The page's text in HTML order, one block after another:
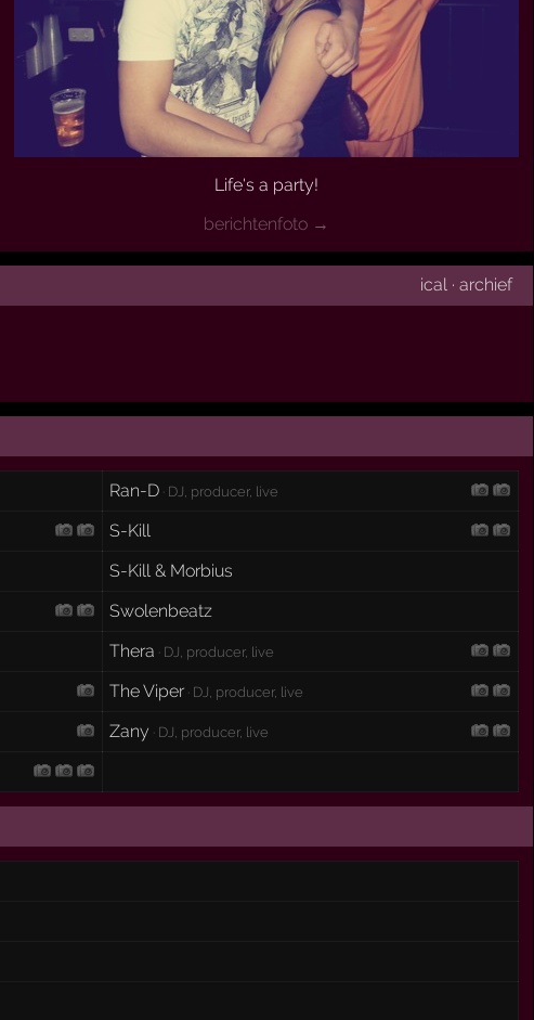
Life's a party!
berichtenfoto →
ical· archief
Ran-D · DJ, producer, live
S-Kill
S-Kill & Morbius
Swolenbeatz
Thera · DJ, producer, live
The Viper · DJ, producer, live
Zany · DJ, producer, live